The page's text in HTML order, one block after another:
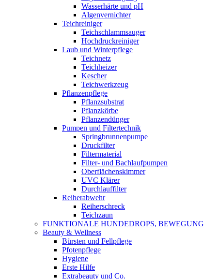
Wasserhärte und pH
Algenvernichter
Teichreiniger
Teichschlammsauger
Hochdruckreiniger
Laub und Winterpflege
Teichnetz
Teichheizer
Kescher
Teichwerkzeug
Pflanzenpflege
Pflanzsubstrat
Pflanzkörbe
Pflanzendünger
Pumpen und Filtertechnik
Springbrunnenpumpe
Druckfilter
Filtermaterial
Filter- und Bachlaufpumpen
Oberflächenskimmer
UVC Klärer
Durchlauffilter
Reiherabwehr
Reiherschreck
Teichzaun
FUNKTIONALE HUNDEDROPS, BEWEGUNG
Beauty & Wellness
Bürsten und Fellpflege
Pfotenpflege
Hygiene
Erste Hilfe
Extrabeauty und Co.